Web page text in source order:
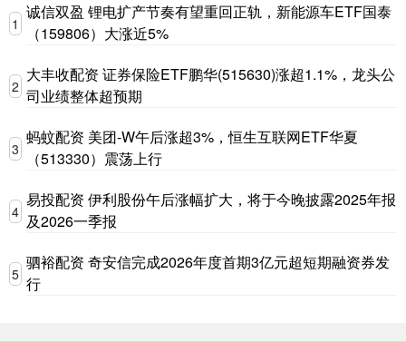
1
诚信双盈 锂电扩产节奏有望重回正轨，新能源车ETF国泰
（159806）大涨近5%
2
大丰收配资 证券保险ETF鹏华(515630)涨超1.1%，龙头公
司业绩整体超预期
3
蚂蚊配资 美团-W午后涨超3%，恒生互联网ETF华夏
（513330）震荡上行
4
易投配资 伊利股份午后涨幅扩大，将于今晚披露2025年报
及2026一季报
5
驷裕配资 奇安信完成2026年度首期3亿元超短期融资券发
行